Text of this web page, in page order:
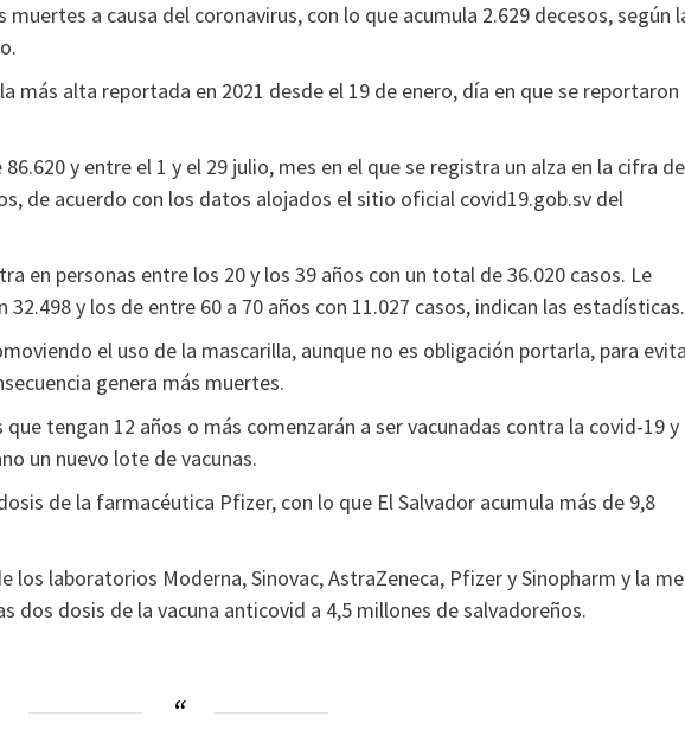
muertes a causa del coronavirus, con lo que acumula 2.629 decesos, según
más alta reportada en 2021 desde el 19 de enero, día en que se reportaron
y entre el 1 y el 29 julio, mes en el que se registra un alza en la cifra de
de acuerdo con los datos alojados el sitio oficial covid19.gob.sv del
en personas entre los 20 y los 39 años con un total de 36.020 casos. Le
y los de entre 60 a 70 años con 11.027 casos, indican las estadísticas.
el uso de la mascarilla, aunque no es obligación portarla, para
genera más muertes.
tengan 12 años o más comenzarán a ser vacunadas contra la covid-19 y
un nuevo lote de vacunas.
de la farmacéutica Pfizer, con lo que El Salvador acumula más de 9,8
los laboratorios Moderna, Sinovac, AstraZeneca, Pfizer y Sinopharm y la
dos dosis de la vacuna anticovid a 4,5 millones de salvadoreños.